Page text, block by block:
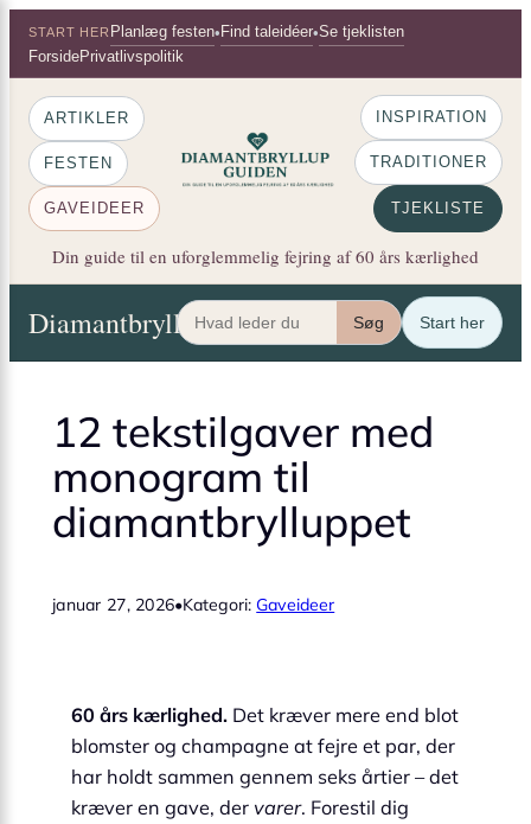
Spring
indhold
START HER Planlæg festen• Find taleidéer•Se tjeklisten
ForsidePrivatlivspolitik
ARTIKLER
FESTEN
GAVEIDEER
INSPIRATION
TRADITIONER
TJEKLISTE
Din guide til en uforglemmelig fejring af 60 års kærlighed
Diamantbryllup Guiden Artikler Festen
Søg Start her
12 tekstilgaver med
monogram til
diamantbrylluppet
januar 27, 2026•Kategori: Gaveideer
60 års kærlighed. Det kræver mere end blot
blomster og champagne at fejre et par, der
har holdt sammen gennem seks årtier – det
kræver en gave, der varer. Forestil dig